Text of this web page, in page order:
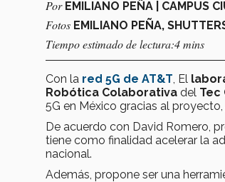
Por EMILIANO PEÑA | CAMPUS
Fotos EMILIANO PEÑA,
Tiempo estimado de lectura:4 mins
Con la red 5G de AT&T , El
Robótica Colaborativa del Tec
5G en México gracias al proyecto,
De acuerdo con David Romero,
tiene como finalidad acelerar la
nacional.
Además, propone ser una